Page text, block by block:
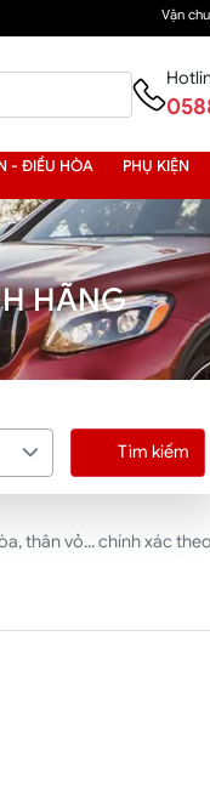
Vận
- ĐIỀU HÒA PHỤ KIỆN
HÃNG
Tìm kiếm
thân vỏ... chính xác